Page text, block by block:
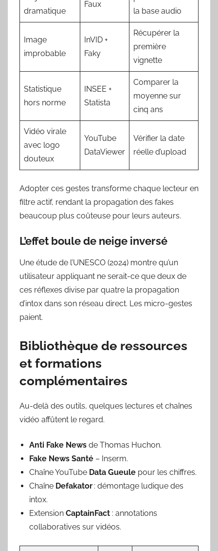
dramatique
Faux
la base audio
Image
improbable
InVID +
Faky
Récupérer la
première
vignette
Statistique
hors norme
INSEE +
Statista
Comparer la
moyenne sur
cinq ans
Vidéo virale
avec logo
douteux
YouTube
DataViewer
Vérifier la date
réelle d’upload
Adopter ces gestes transforme chaque lecteur en
filtre actif, rendant la propagation des fakes
beaucoup plus coûteuse pour leurs auteurs.
L’effet boule de neige inversé
Une étude de l’UNESCO (2024) montre qu’un
utilisateur appliquant ne serait-ce que deux de
ces réflexes divise par quatre la propagation
d’intox dans son réseau direct. Les micro-gestes
paient.
Bibliothèque de ressources
et formations
complémentaires
Au-delà des outils, quelques lectures et chaînes
vidéo affûtent le regard.
Anti Fake News de Thomas Huchon.
Fake News Santé – Inserm.
Chaîne YouTube Data Gueule pour les chiffres.
Chaîne Defakator : démontage ludique des
intox.
Extension CaptainFact : annotations
collaboratives sur vidéos.